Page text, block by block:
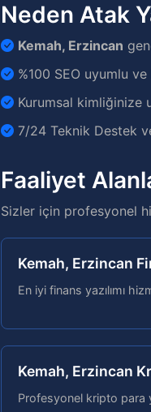
Neden Atak
Kemah, Erzincan
%100 SEO uyumlu
Kurumsal kimliğinize
7/24 Teknik Destek
Faaliyet
Sizler için profesyonel
Kemah, Erzincan
En iyi finans yazılımı
Kemah, Erzincan
Profesyonel kripto para